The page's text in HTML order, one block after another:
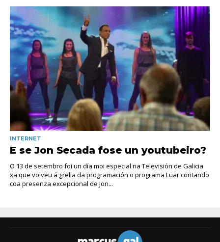
INTERNET
E se Jon Secada fose un youtubeiro?
O 13 de setembro foi un día moi especial na Televisión de Galicia
xa que volveu á grella da programación o programa Luar contando
coa presenza excepcional de Jon...